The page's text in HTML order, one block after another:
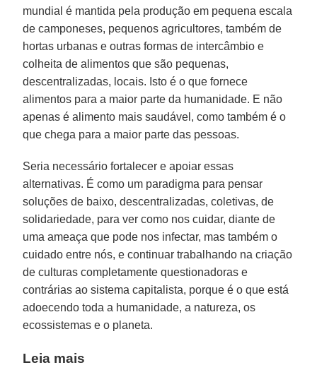
mundial é mantida pela produção em pequena escala
de camponeses, pequenos agricultores, também de
hortas urbanas e outras formas de intercâmbio e
colheita de alimentos que são pequenas,
descentralizadas, locais. Isto é o que fornece
alimentos para a maior parte da humanidade. E não
apenas é alimento mais saudável, como também é o
que chega para a maior parte das pessoas.
Seria necessário fortalecer e apoiar essas
alternativas. É como um paradigma para pensar
soluções de baixo, descentralizadas, coletivas, de
solidariedade, para ver como nos cuidar, diante de
uma ameaça que pode nos infectar, mas também o
cuidado entre nós, e continuar trabalhando na criação
de culturas completamente questionadoras e
contrárias ao sistema capitalista, porque é o que está
adoecendo toda a humanidade, a natureza, os
ecossistemas e o planeta.
Leia mais